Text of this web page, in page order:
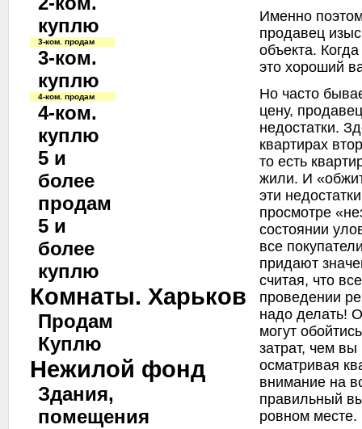
куплю
3-ком. продам
3-ком.
куплю
4-ком. продам
4-ком.
куплю
5 и
более
продам
5 и
более
куплю
Комнаты. Харьков
Продам
Куплю
Нежилой фонд
Здания,
помещения
Именно
продавец
объекта.
это хороший
Но часто
цену,
недостатки.
квартирах
то есть
жили. И
эти
просмотре
состоянии
все
придают
считая, что
проведении
надо делать!
могут
затрат, чем
осматривая
внимание на
правильный
ровном месте.